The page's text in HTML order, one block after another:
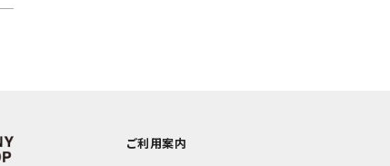
ご利用案内